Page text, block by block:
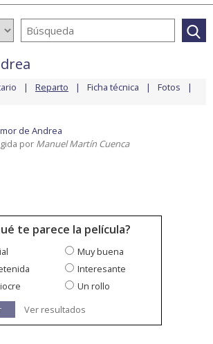
Reparto Ficha técnica Fotos
de Andrea
por Manuel Martín Cuenca
te parece la película?
Muy buena
Interesante
Un rollo
Ver resultados